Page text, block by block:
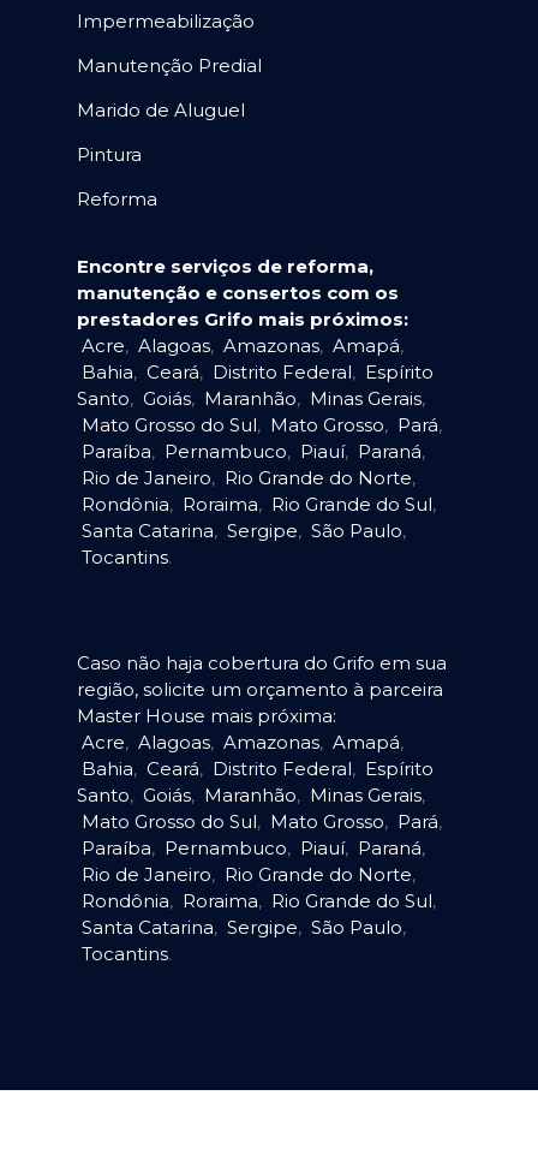
Impermeabilização
Manutenção Predial
Marido de Aluguel
Pintura
Reforma
Encontre serviços de reforma,
manutenção e consertos com os
prestadores Grifo mais próximos:
Acre, Alagoas, Amazonas, Amapá,
Bahia, Ceará, Distrito Federal, Espírito
Santo, Goiás, Maranhão, Minas Gerais,
Mato Grosso do Sul, Mato Grosso, Pará,
Paraíba, Pernambuco, Piauí, Paraná,
Rio de Janeiro, Rio Grande do Norte,
Rondônia, Roraima, Rio Grande do Sul,
Santa Catarina, Sergipe, São Paulo,
Tocantins.
Caso não haja cobertura do Grifo em sua
região, solicite um orçamento à parceira
Master House mais próxima:
Acre, Alagoas, Amazonas, Amapá,
Bahia, Ceará, Distrito Federal, Espírito
Santo, Goiás, Maranhão, Minas Gerais,
Mato Grosso do Sul, Mato Grosso, Pará,
Paraíba, Pernambuco, Piauí, Paraná,
Rio de Janeiro, Rio Grande do Norte,
Rondônia, Roraima, Rio Grande do Sul,
Santa Catarina, Sergipe, São Paulo,
Tocantins.